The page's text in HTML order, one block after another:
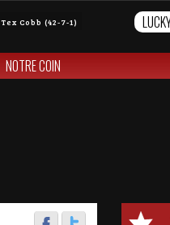
Tex Cobb (42-7-1)
NOTRE COIN